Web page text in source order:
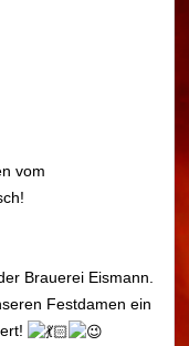
vom
Brauerei Eismann.
Festdamen ein